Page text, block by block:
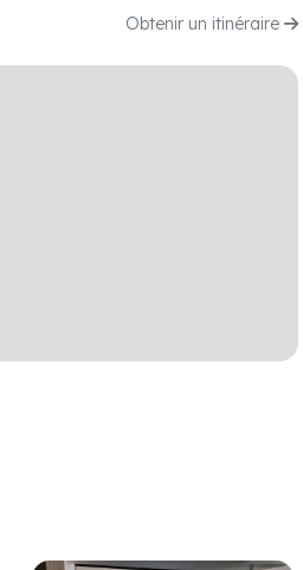
Obtenir un itinéraire